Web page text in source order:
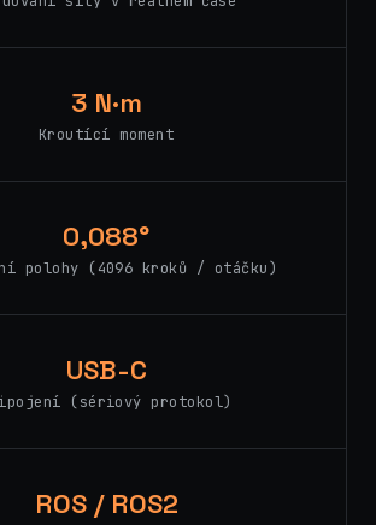
3 N·m
Kroutící moment
0,088°
polohy (4096 kroků / otáčku)
USB-C
(sériový protokol)
ROS / ROS2